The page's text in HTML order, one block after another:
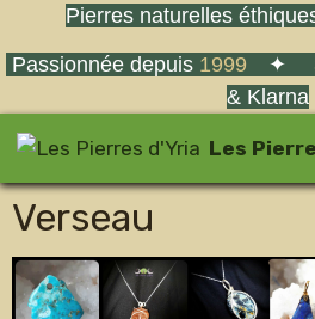
Pierres naturelles
Passionnée depuis 1999 ✦
& Klarna
Les
Verseau